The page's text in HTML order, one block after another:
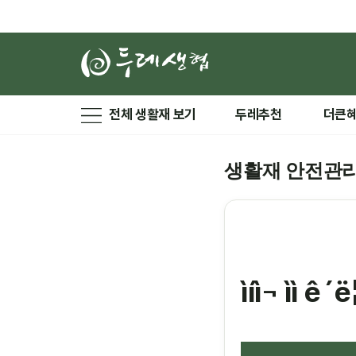
전체 생활재 보기 두레추천 더큰
생활재 안전관
ìíì¬ ìì